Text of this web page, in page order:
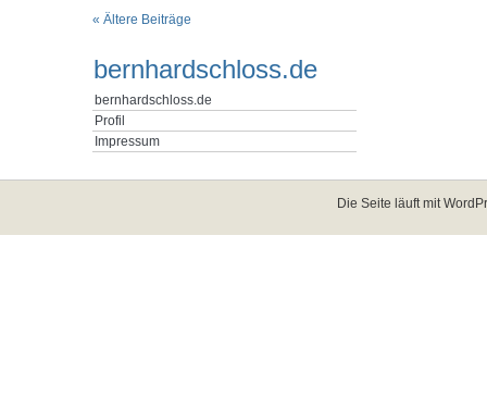
« Ältere Beiträge
bernhardschloss.de
bernhardschloss.de
Profil
Impressum
Die Seite läuft mit